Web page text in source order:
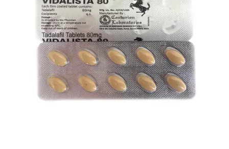
Super amoureux
Viaje romántico.
Faire la fête
Comment choisir?